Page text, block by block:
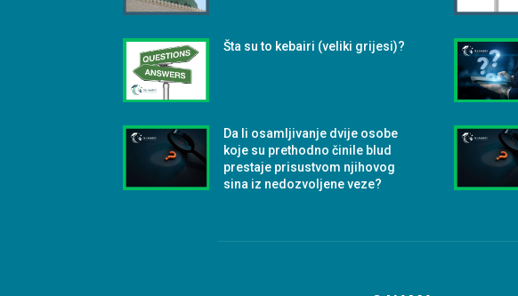
Šta su to kebairi (veliki grijesi)?
Da li osamljivanje dvije osobe
koje su prethodno činile blud
prestaje prisustvom njihovog
sina iz nedozvoljene veze?